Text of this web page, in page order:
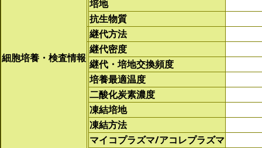
細胞培養・検査情報
培地
抗生物質
継代方法
継代密度
継代・培地交換頻度
培養最適温度
二酸化炭素濃度
凍結培地
凍結方法
マイコプラズマ/アコレプラズマ